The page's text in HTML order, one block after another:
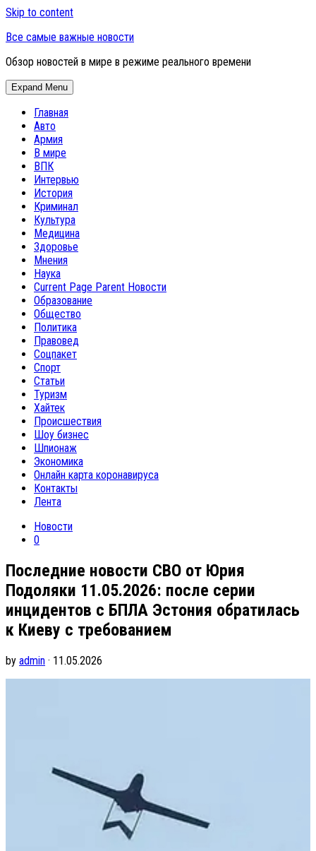
Skip to content
Все самые важные новости
Обзор новостей в мире в режиме реального времени
Expand Menu
Главная
Авто
Армия
В мире
ВПК
Интервью
История
Криминал
Культура
Медицина
Здоровье
Мнения
Наука
Current Page Parent Новости
Образование
Общество
Политика
Правовед
Соцпакет
Спорт
Статьи
Туризм
Хайтек
Происшествия
Шоу бизнес
Шпионаж
Экономика
Онлайн карта коронавируса
Контакты
Лента
Новости
0
Последние новости СВО от Юрия
Подоляки 11.05.2026: после серии
инцидентов с БПЛА Эстония обратилась
к Киеву с требованием
by admin · 11.05.2026